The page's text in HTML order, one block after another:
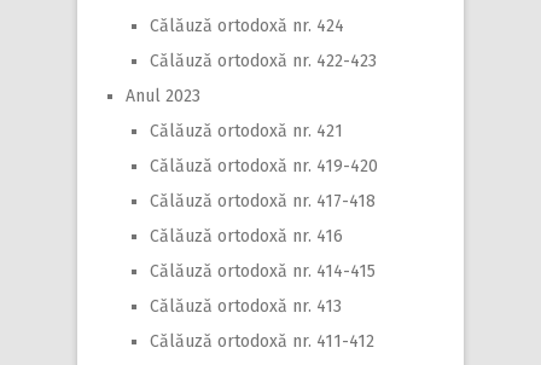
Călăuză ortodoxă nr. 424
Călăuză ortodoxă nr. 422-423
Anul 2023
Călăuză ortodoxă nr. 421
Călăuză ortodoxă nr. 419-420
Călăuză ortodoxă nr. 417-418
Călăuză ortodoxă nr. 416
Călăuză ortodoxă nr. 414-415
Călăuză ortodoxă nr. 413
Călăuză ortodoxă nr. 411-412